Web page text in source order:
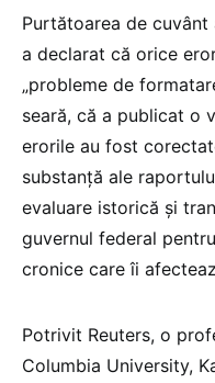
Purtătoarea de cuvânt
a declarat că orice
„probleme de
seară, că a publicat o
erorile au fost
substanță ale
evaluare istorică și
guvernul federal
cronice care îi
Potrivit Reuters, o
Columbia University,